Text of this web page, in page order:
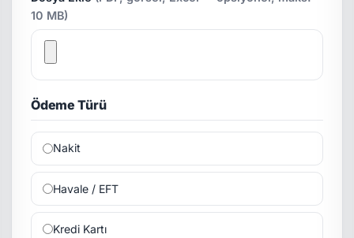
10 MB)
Ödeme Türü
Nakit
Havale / EFT
Kredi Kartı